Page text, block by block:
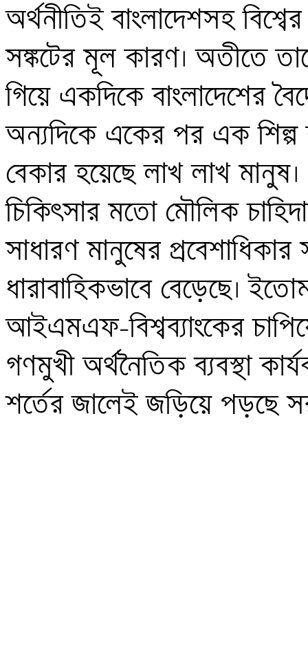
অর্থনীতিই বাংলাদেশসহ
সঙ্কটের মূল কারণ। অতীতে
গিয়ে একদিকে বাংলাদেশের
অন্যদিকে একের পর এক শিল্প
বেকার হয়েছে লাখ লাখ মানুষ।
চিকিৎসার মতো মৌলিক
সাধারণ মানুষের
ধারাবাহিকভাবে বেড়েছে।
আইএমএফ-বিশ্বব্যাংকের
গণমুখী অর্থনৈতিক ব্যবস্থা